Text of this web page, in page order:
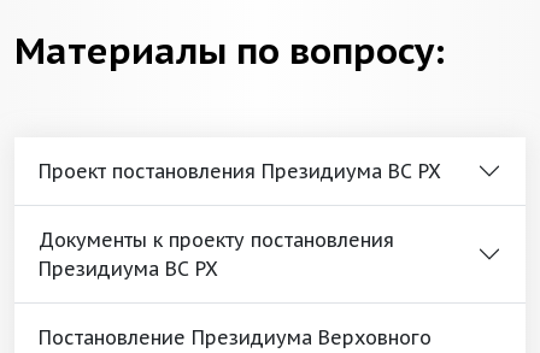
Материалы по вопросу:
Проект постановления Президиума ВС РХ
Документы к проекту постановления
Президиума ВС РХ
Постановление Президиума Верховного